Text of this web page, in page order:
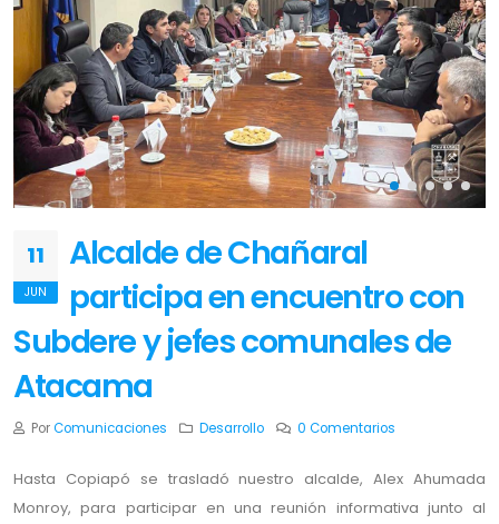
11
JUN
Alcalde de Chañaral
participa en encuentro con
Subdere y jefes comunales de
Atacama
PorComunicaciones Desarrollo 0 Comentarios
Hasta Copiapó se trasladó nuestro alcalde, Alex Ahumada
Monroy, para participar en una reunión informativa junto al